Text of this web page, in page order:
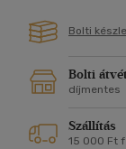
Bolti
Bolti
díjmentes
Szállítás
15 000 Ft